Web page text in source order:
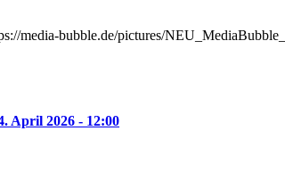
media-bubble.de/pictures/
April 2026 - 12:00